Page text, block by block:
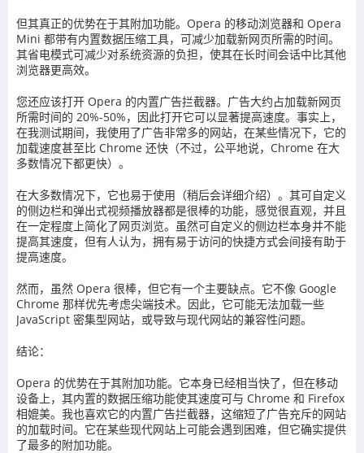
但其真正的优势在于其附加功能。Opera 的移动浏览器和 Opera
Mini 都带有内置数据压缩工具，可减少加载新网页所需的时间。
其省电模式可减少对系统资源的负担，使其在长时间会话中比其他
浏览器更高效。
您还应该打开 Opera 的内置广告拦截器。广告大约占加载新网页
所需时间的 20%-50%，因此打开它可以显著提高速度。事实上，
在我测试期间，我使用了广告非常多的网站，在某些情况下，它的
加载速度甚至比 Chrome 还快（不过，公平地说，Chrome 在大
多数情况下都更快）。
在大多数情况下，它也易于使用（稍后会详细介绍）。其可自定义
的侧边栏和弹出式视频播放器都是很棒的功能，感觉很直观，并且
在一定程度上简化了网页浏览。虽然可自定义的侧边栏本身并不能
提高其速度，但有人认为，拥有易于访问的快捷方式会间接有助于
提高速度。
然而，虽然 Opera 很棒，但它有一个主要缺点。它不像 Google
Chrome 那样优先考虑尖端技术。因此，它可能无法加载一些
JavaScript 密集型网站，或导致与现代网站的兼容性问题。
结论：
Opera 的优势在于其附加功能。它本身已经相当快了，但在移动
设备上，其内置的数据压缩功能使其速度可与 Chrome 和 Firefox
相媲美。我也喜欢它的内置广告拦截器，这缩短了广告充斥的网站
的加载时间。它在某些现代网站上可能会遇到困难，但它确实提供
了最多的附加功能。